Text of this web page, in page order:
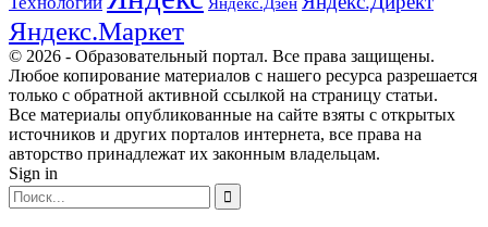
Яндекс.Дзен
Яндекс.Маркет
© 2026 - Образовательный портал. Все права защищены.
Любое копирование материалов с нашего ресурса разрешается
только с обратной активной ссылкой на страницу статьи.
Все материалы опубликованные на сайте взяты с открытых
источников и других порталов интернета, все права на
авторство принадлежат их законным владельцам.
Sign in